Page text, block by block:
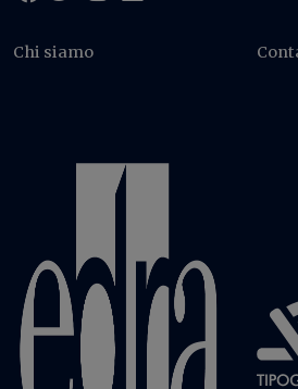
Chi siamo